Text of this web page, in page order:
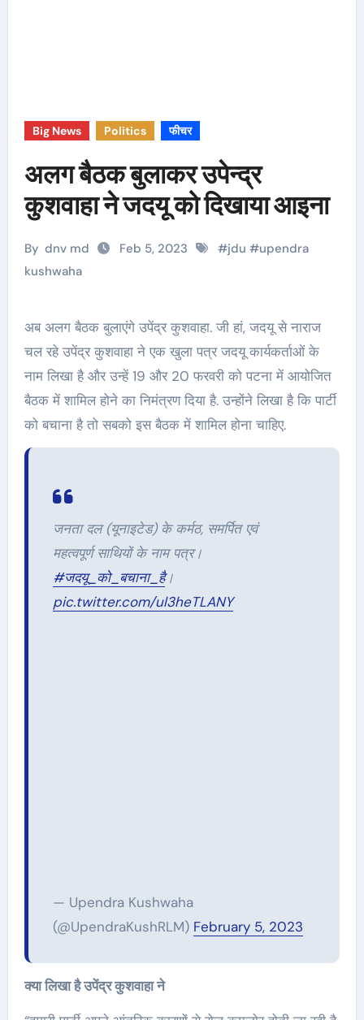
Big News Politics फीचर
अलग बैठक बुलाकर उपेन्द्र
कुशवाहा ने जदयू को दिखाया आइना
By dnv md Feb 5, 2023 #jdu #upendra
kushwaha
अब अलग बैठक बुलाएंगे उपेंद्र कुशवाहा. जी हां, जदयू से नाराज
चल रहे उपेंद्र कुशवाहा ने एक खुला पत्र जदयू कार्यकर्ताओं के
नाम लिखा है और उन्हें 19 और 20 फरवरी को पटना में आयोजित
बैठक में शामिल होने का निमंत्रण दिया है. उन्होंने लिखा है कि पार्टी
को बचाना है तो सबको इस बैठक में शामिल होना चाहिए.
जनता दल (यूनाइटेड) के कर्मठ, समर्पित एवं
महत्वपूर्ण साथियों के नाम पत्र।
#जदयू_को_बचाना_है।
pic.twitter.com/ul3heTLANY
— Upendra Kushwaha
(@UpendraKushRLM) February 5, 2023
क्या लिखा है उपेंद्र कुशवाहा ने